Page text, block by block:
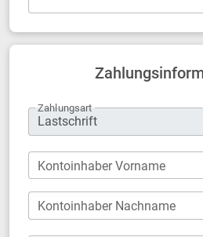
Zahlungsart
Kontoinhaber Vorname
Kontoinhaber Nachname